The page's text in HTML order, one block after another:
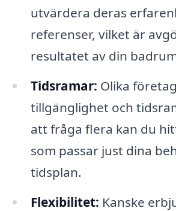
utvärdera deras
referenser, vilket är
resultatet av din
Tidsramar: Olika
tillgänglighet och
att fråga flera kan du
som passar just dina
tidsplan.
Flexibilitet: Kanske